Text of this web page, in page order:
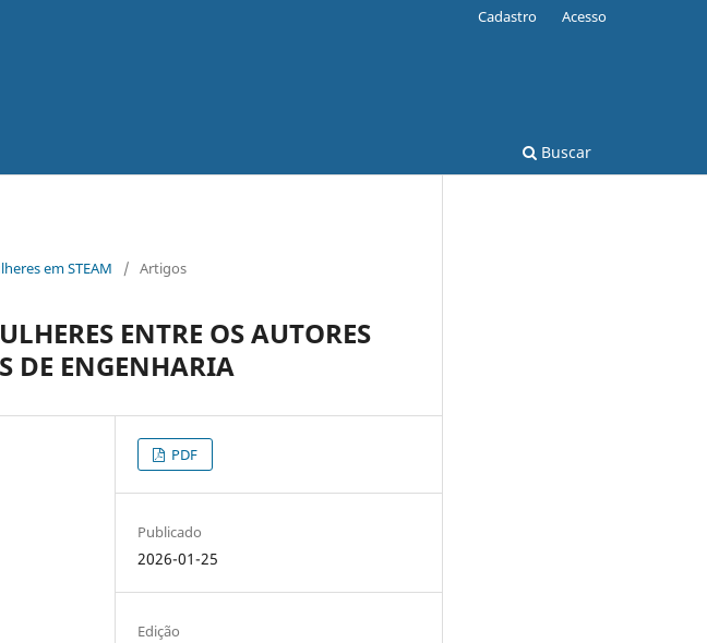
Buscar
Cadastro Acesso
em STEAM / Artigos
ENTRE OS AUTORES
DE ENGENHARIA
PDF
Publicado
2026-01-25
Edição